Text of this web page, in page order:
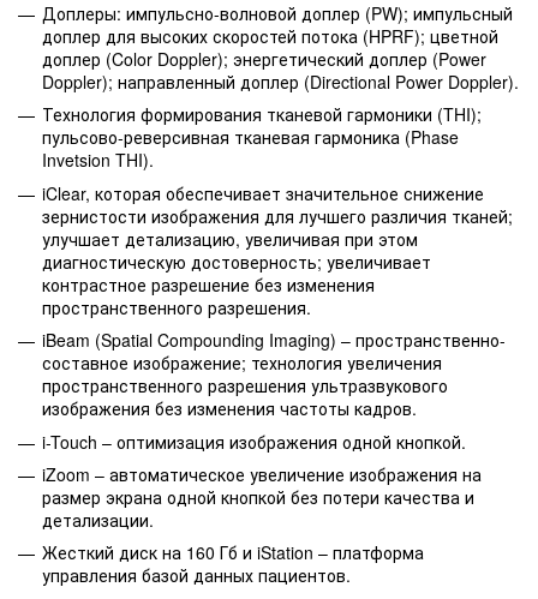
Доплеры: импульсно-волновой доплер (PW); импульсный
доплер для высоких скоростей потока (HPRF); цветной
доплер (Color Doppler); энергетический доплер (Power
Doppler); направленный доплер (Directional Power Doppler).
Технология формирования тканевой гармоники (THI);
пульсово-реверсивная тканевая гармоника (Phase
Invetsion THI).
iClear, которая обеспечивает значительное снижение
зернистости изображения для лучшего различия тканей;
улучшает детализацию, увеличивая при этом
диагностическую достоверность; увеличивает
контрастное разрешение без изменения
пространственного разрешения.
iBeam (Spatial Compounding Imaging) – пространственно-
составное изображение; технология увеличения
пространственного разрешения ультразвукового
изображения без изменения частоты кадров.
i-Touch – оптимизация изображения одной кнопкой.
iZoom – автоматическое увеличение изображения на
размер экрана одной кнопкой без потери качества и
детализации.
Жесткий диск на 160 Гб и iStation – платформа
управления базой данных пациентов.